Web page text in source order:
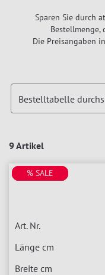
Sparen Sie durch
Bestellmenge,
Die Preisangaben
9 Artikel
Bestelltabelle
% SALE
% SALE
% SALE
% SALE
% SALE